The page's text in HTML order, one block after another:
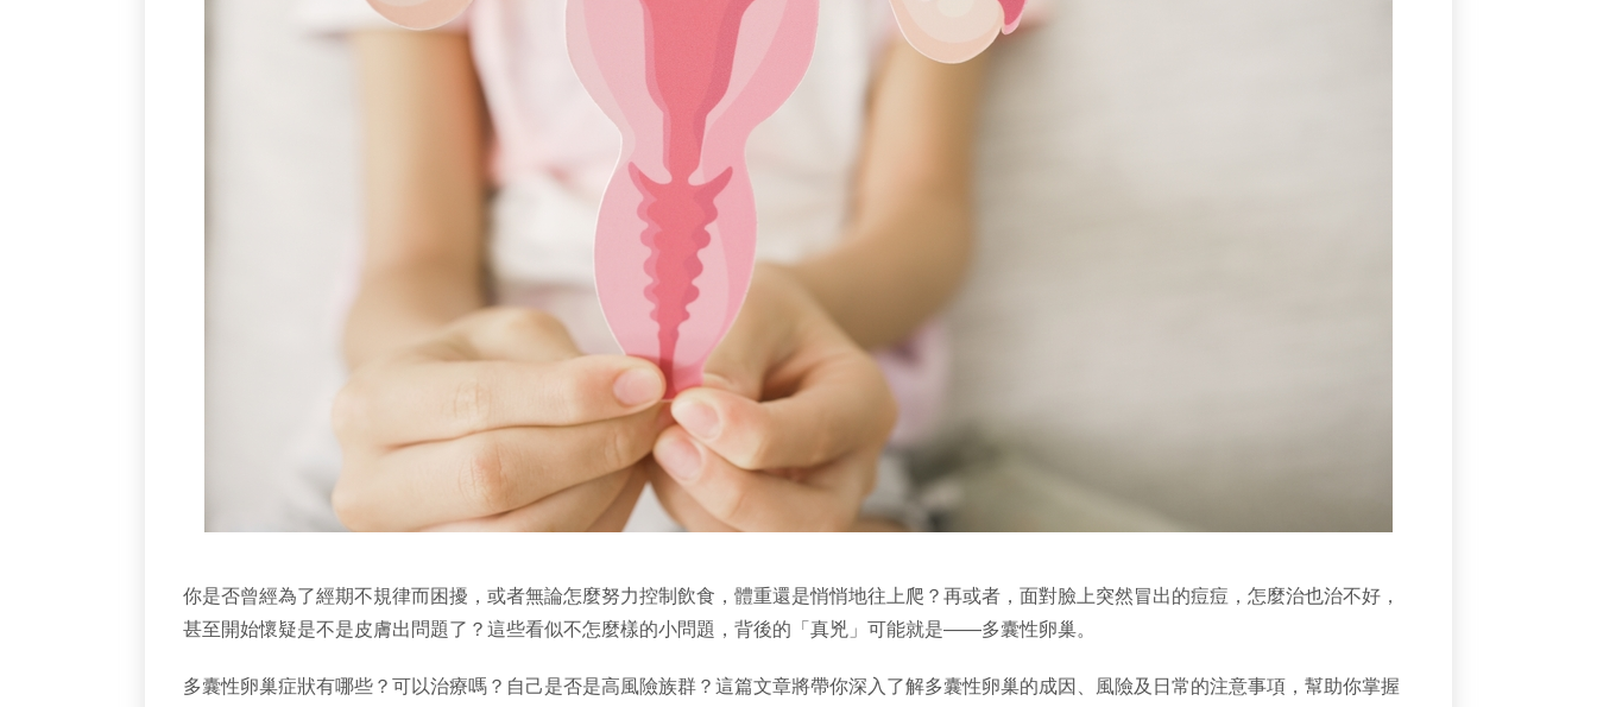
你是否曾經為了經期不規律而困擾，或者無論怎麼努力控制飲食，體重還是悄悄地往上爬？再或者，面對臉上突然冒出的痘痘，怎麼治也治不好，
甚至開始懷疑是不是皮膚出問題了？這些看似不怎麼樣的小問題，背後的「真兇」可能就是——多囊性卵巢。
多囊性卵巢症狀有哪些？可以治療嗎？自己是否是高風險族群？這篇文章將帶你深入了解多囊性卵巢的成因、風險及日常的注意事項，幫助你掌握